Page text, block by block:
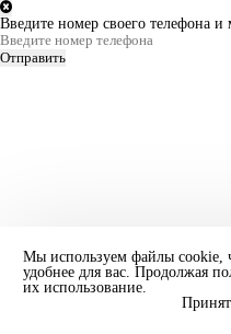
Введите номер своего телефона
Отправить
Мы используем файлы cookie,
удобнее для вас. Продолжая
их использование.